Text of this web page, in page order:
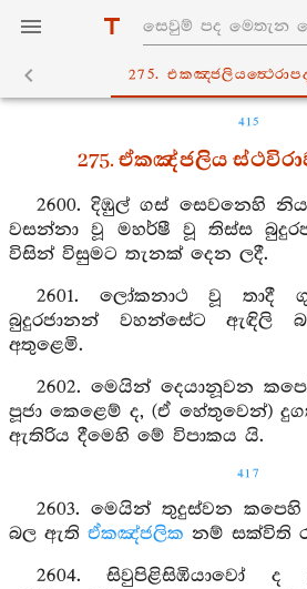
275.
415
275. ඒකඤ්ජලිය
2600. දිඹුල් ගස් සෙවනෙහි
වසන්නා වූ මහර්ෂී වූ තිස්ස
විසින් විසුමට තැනක් දෙන ලදී.
2601. ලෝකනාථ වූ
බුදුරජානන් වහන්සේට ඇඳිලි
අතුළෙමි.
2602. මෙයින් දෙයානූවන
පූජා කෙළෙම් ද, (ඒ හේතුවෙන්)
ඇතිරිය දීමෙහි මේ විපාකය යි.
417
2603. මෙයින් තුදුස්වන
බල ඇති ඒකඤ්ජලික නම් සක්විති
2604. සිවුපිළිසිඹියාවෝ ද